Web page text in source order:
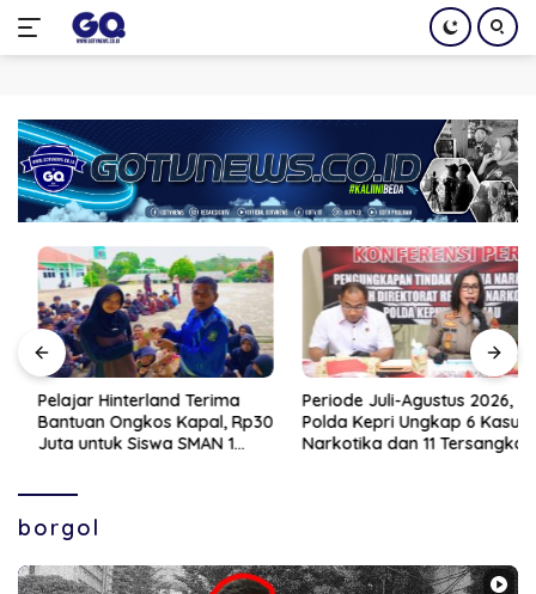
konten
Pelajar Hinterland Terima
Bantuan Ongkos Kapal, Rp30
Juta untuk Siswa SMAN 1
Periode Juli-Agustus 2026,
Polda Kepri Ungkap 6 Kasus
Narkotika dan 11 Tersangka
borgol